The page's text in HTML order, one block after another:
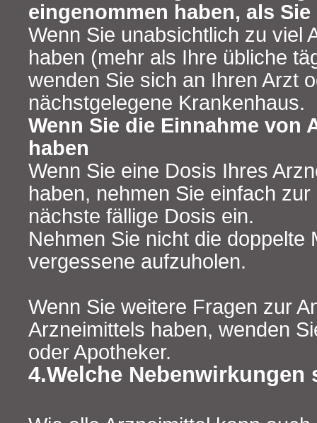
eingenommen haben, als
Wenn Sie unabsichtlich zu viel
haben (mehr als Ihre übliche
wenden Sie sich an Ihren Arzt
nächstgelegene Krankenhaus.
Wenn Sie die Einnahme von
haben
Wenn Sie eine Dosis Ihres
haben, nehmen Sie einfach
nächste fällige Dosis ein.
Nehmen Sie nicht die doppelte
vergessene aufzuholen.
Wenn Sie weitere Fragen zur
Arzneimittels haben, wenden
oder Apotheker.
4.Welche